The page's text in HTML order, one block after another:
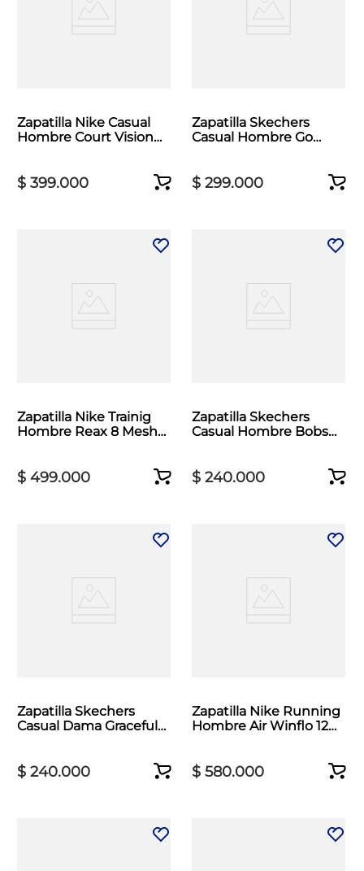
Zapatilla Nike Casual
Hombre Court Vision
$ 399.000
Zapatilla Skechers
Casual Hombre Go
$ 299.000
Zapatilla Nike Trainig
Hombre Reax 8 Mesh
$ 499.000
Zapatilla Skechers
Casual Hombre Bobs
$ 240.000
Zapatilla Skechers
Casual Dama Graceful
$ 240.000
Zapatilla Nike Running
Hombre Air Winflo 12
$ 580.000